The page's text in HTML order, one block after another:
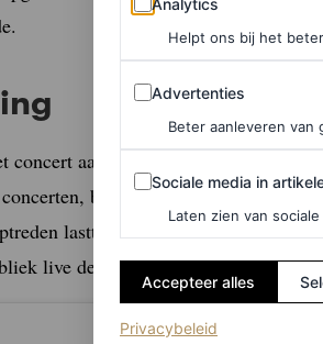
aanwezig was, pakte nog een
behalve dan de
lastte
Adeleeen korte pauze in.
live de olympische finale.
Helpt ons bij het
Advertenties
Advertenties
Beter aanleveren
Sociale media in artikelen
Sociale media in
Laten zien van
Accepteer alles
Privacybeleid